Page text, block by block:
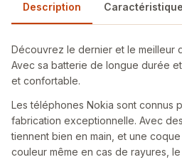
Description
Découvrez le dernier et le meilleur
Avec sa batterie de longue durée
et confortable.
Les téléphones Nokia sont connus
fabrication exceptionnelle. Avec
tiennent bien en main, et une
couleur même en cas de rayures,